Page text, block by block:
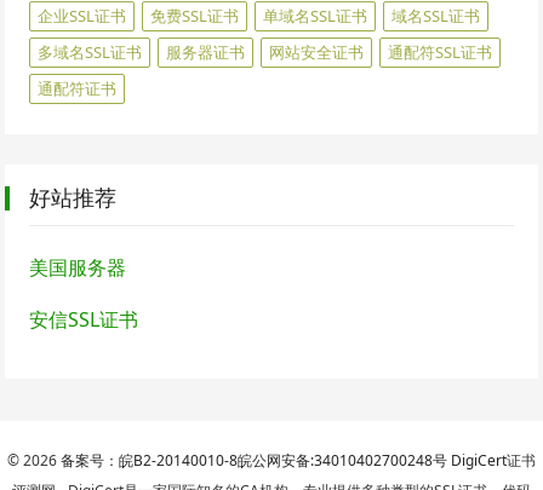
企业SSL证书
免费SSL证书 单域名SSL证书
域名SSL证书
多域名SSL证书
服务器证书 网站安全证书
通配符SSL证书
通配符证书
好站推荐
美国服务器
安信SSL证书
© 2026备案号：皖B2-20140010-8皖公网安备:34010402700248号 DigiCert证书